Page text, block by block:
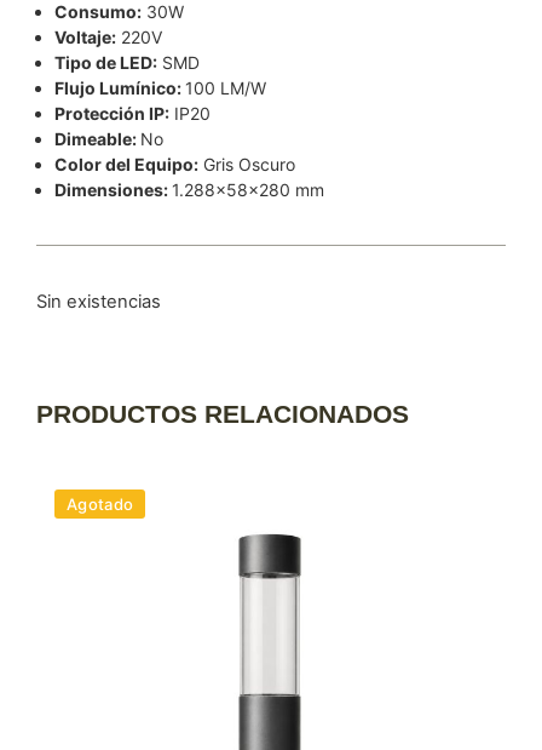
Consumo: 30W
Voltaje: 220V
Tipo de LED: SMD
Flujo Lumínico: 100 LM/W
Protección IP: IP20
Dimeable: No
Color del Equipo: Gris Oscuro
Dimensiones: 1.288x58x280 mm
Sin existencias
PRODUCTOS RELACIONADOS
Agotado